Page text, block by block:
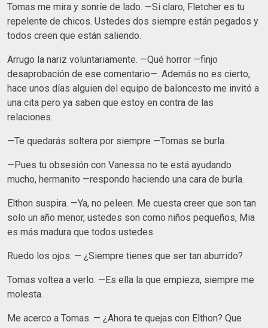
Tomas me mira y sonríe de lado. —Si claro, Fletcher es tu
repelente de chicos. Ustedes dos siempre están pegados y
todos creen que están saliendo.
Arrugo la nariz voluntariamente. —Qué horror —finjo
desaprobación de ese comentario—. Además no es cierto,
hace unos días alguien del equipo de baloncesto me invitó a
una cita pero ya saben que estoy en contra de las
relaciones.
—Te quedarás soltera por siempre —Tomas se burla.
—Pues tu obsesión con Vanessa no te está ayudando
mucho, hermanito —respondo haciendo una cara de burla.
Elthon suspira. —Ya, no peleen. Me cuesta creer que son tan
solo un año menor, ustedes son como niños pequeños, Mia
es más madura que todos ustedes.
Ruedo los ojos. — ¿Siempre tienes que ser tan aburrido?
Tomas voltea a verlo. —Es ella la que empieza, siempre me
molesta.
Me acerco a Tomas. — ¿Ahora te quejas con Elthon? Que